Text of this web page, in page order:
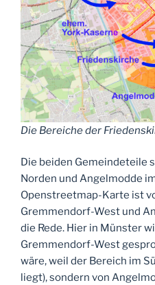
Die Bereiche der
Die beiden Gemeindeteile
Norden und Angelmodde
Openstreetmap-Karte ist
Gremmendorf-West und
die Rede. Hier in Münster
Gremmendorf-West
wäre, weil der Bereich im
liegt), sondern von